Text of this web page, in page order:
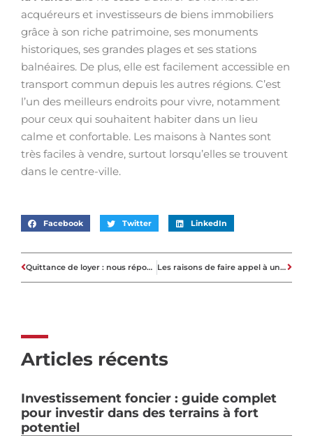
acquéreurs et investisseurs de biens immobiliers
grâce à son riche patrimoine, ses monuments
historiques, ses grandes plages et ses stations
balnéaires. De plus, elle est facilement accessible en
transport commun depuis les autres régions. C’est
l’un des meilleurs endroits pour vivre, notamment
pour ceux qui souhaitent habiter dans un lieu
calme et confortable. Les maisons à Nantes sont
très faciles à vendre, surtout lorsqu’elles se trouvent
dans le centre-ville.
Facebook Twitter LinkedIn
Quittance de loyer : nous répondons à vos questions ! Les raisons de faire appel à une agence immobilière
Articles récents
Investissement foncier : guide complet
pour investir dans des terrains à fort
potentiel